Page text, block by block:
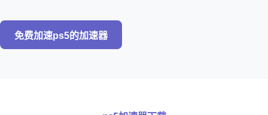
免费加速ps5的加速器